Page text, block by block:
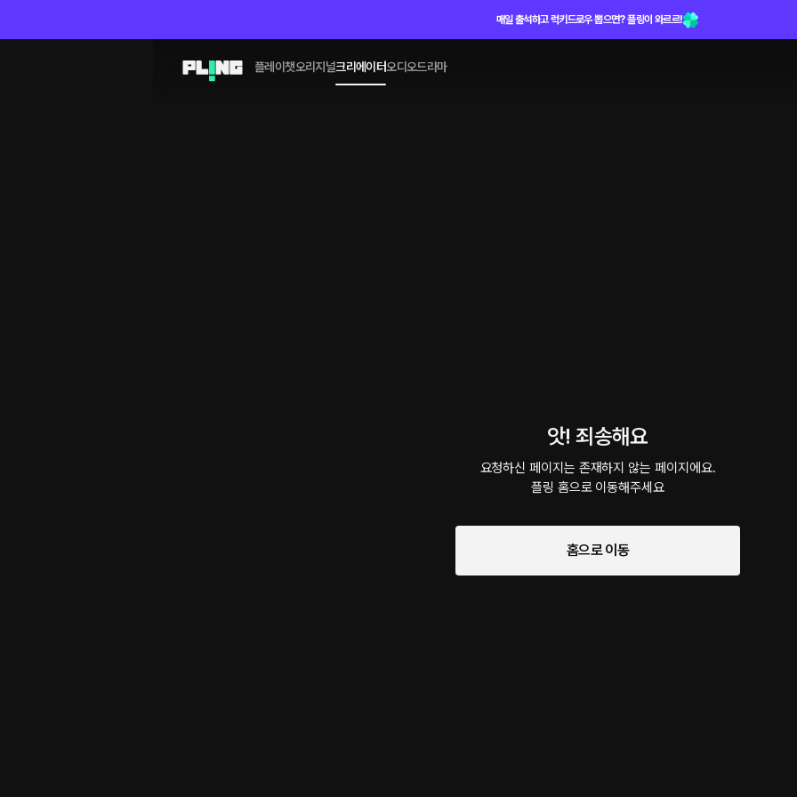
매일 출석하고 럭키드로우 뽑으면? 플링이 와르르!
플레이챗오리지널크리에이터오디오드라마
앗! 죄송해요
요청하신 페이지는 존재하지 않는 페이지에요.
플링 홈으로 이동해주세요
홈으로 이동